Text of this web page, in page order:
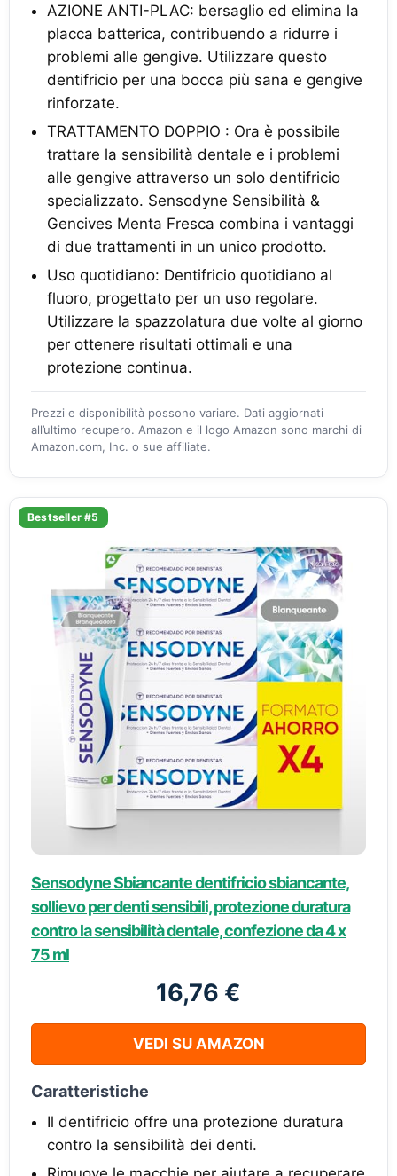
AZIONE ANTI-PLAC: bersaglio ed elimina la
placca batterica, contribuendo a ridurre i
problemi alle gengive. Utilizzare questo
dentifricio per una bocca più sana e gengive
rinforzate.
TRATTAMENTO DOPPIO : Ora è possibile
trattare la sensibilità dentale e i problemi
alle gengive attraverso un solo dentifricio
specializzato. Sensodyne Sensibilità &
Gencives Menta Fresca combina i vantaggi
di due trattamenti in un unico prodotto.
Uso quotidiano: Dentifricio quotidiano al
fluoro, progettato per un uso regolare.
Utilizzare la spazzolatura due volte al giorno
per ottenere risultati ottimali e una
protezione continua.
Prezzi e disponibilità possono variare. Dati aggiornati
all’ultimo recupero. Amazon e il logo Amazon sono marchi di
Amazon.com, Inc. o sue affiliate.
Bestseller #5
Sensodyne Sbiancante dentifricio sbiancante,
sollievo per denti sensibili, protezione duratura
contro la sensibilità dentale, confezione da 4 x
75 ml
16,76 €
VEDI SU AMAZON
Caratteristiche
Il dentifricio offre una protezione duratura
contro la sensibilità dei denti.